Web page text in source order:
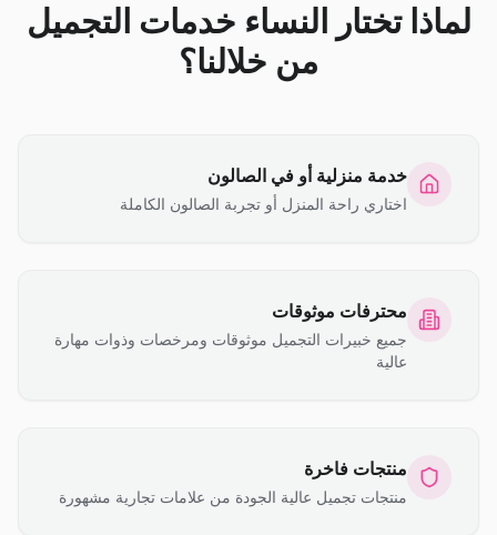
لماذا تختار النساء خدمات التجميل
من خلالنا؟
خدمة منزلية أو في الصالون
اختاري راحة المنزل أو تجربة الصالون الكاملة
محترفات موثوقات
جميع خبيرات التجميل موثوقات ومرخصات وذوات مهارة
عالية
منتجات فاخرة
منتجات تجميل عالية الجودة من علامات تجارية مشهورة